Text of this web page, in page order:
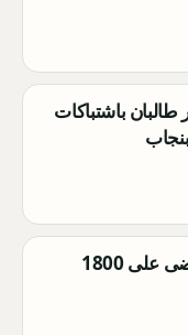
باشتباكات
الجيش الباكستاني قضى على 1800